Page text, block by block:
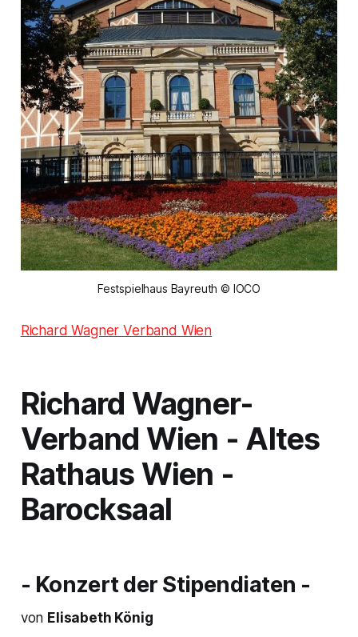
Festspielhaus Bayreuth © IOCO
Richard Wagner Verband Wien
Richard Wagner-
Verband Wien - Altes
Rathaus Wien -
Barocksaal
- Konzert der Stipendiaten -
von Elisabeth König